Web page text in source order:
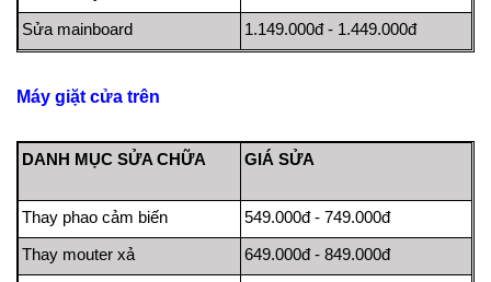
Sửa mainboard 1.149.000đ - 1.449.000đ
Máy giặt cửa trên
DANH MỤC SỬA CHỮA GIÁ SỬA
Thay phao cảm biến 549.000đ - 749.000đ
Thay mouter xả 649.000đ - 849.000đ